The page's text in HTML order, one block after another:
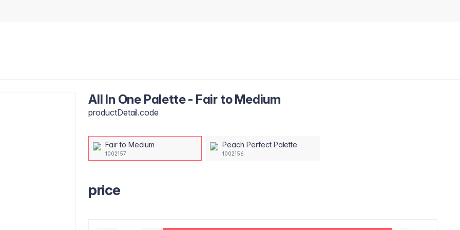
All In One Palette - Fair to Medium
productDetail.code
Fair to Medium
1002157
Peach Perfect Palette
1002156
price